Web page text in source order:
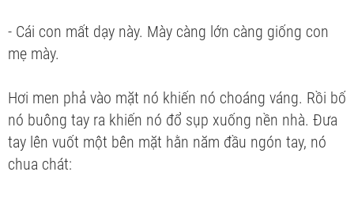
- Cái con mất dạy này. Mày càng lớn càng giống con
mẹ mày.
Hơi men phả vào mặt nó khiến nó choáng váng. Rồi bố
nó buông tay ra khiến nó đổ sụp xuống nền nhà. Đưa
tay lên vuốt một bên mặt hằn năm đầu ngón tay, nó
chua chát: